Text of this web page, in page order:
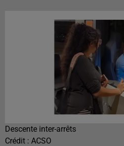
Descente inter-arrêts
Crédit : ACSO